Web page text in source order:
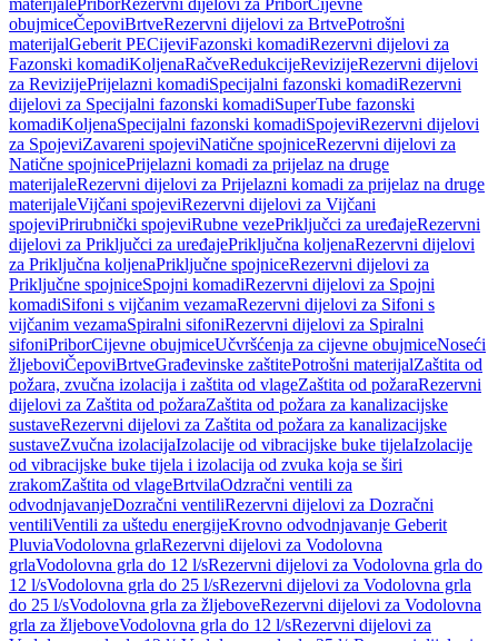
materijalePriborRezervni dijelovi za PriborCijevne
obujmiceČepoviBrtveRezervni dijelovi za BrtvePotrošni
materijalGeberit PECijeviFazonski komadiRezervni dijelovi za
Fazonski komadiKoljenaRačveRedukcijeRevizijeRezervni dijelovi
za RevizijePrijelazni komadiSpecijalni fazonski komadiRezervni
dijelovi za Specijalni fazonski komadiSuperTube fazonski
komadiKoljenaSpecijalni fazonski komadiSpojeviRezervni dijelovi
za SpojeviZavareni spojeviNatične spojniceRezervni dijelovi za
Natične spojnicePrijelazni komadi za prijelaz na druge
materijaleRezervni dijelovi za Prijelazni komadi za prijelaz na druge
materijaleVijčani spojeviRezervni dijelovi za Vijčani
spojeviPrirubnički spojeviRubne vezePriključci za uređajeRezervni
dijelovi za Priključci za uređajePriključna koljenaRezervni dijelovi
za Priključna koljenaPriključne spojniceRezervni dijelovi za
Priključne spojniceSpojni komadiRezervni dijelovi za Spojni
komadiSifoni s vijčanim vezamaRezervni dijelovi za Sifoni s
vijčanim vezamaSpiralni sifoniRezervni dijelovi za Spiralni
sifoniPriborCijevne obujmiceUčvršćenja za cijevne obujmiceNoseći
žljeboviČepoviBrtveGrađevinske zaštitePotrošni materijalZaštita od
požara, zvučna izolacija i zaštita od vlageZaštita od požaraRezervni
dijelovi za Zaštita od požaraZaštita od požara za kanalizacijske
sustaveRezervni dijelovi za Zaštita od požara za kanalizacijske
sustaveZvučna izolacijaIzolacije od vibracijske buke tijelaIzolacije
od vibracijske buke tijela i izolacija od zvuka koja se širi
zrakomZaštita od vlageBrtvilaOdzračni ventili za
odvodnjavanjeDozračni ventiliRezervni dijelovi za Dozračni
ventiliVentili za uštedu energijeKrovno odvodnjavanje Geberit
PluviaVodolovna grlaRezervni dijelovi za Vodolovna
grlaVodolovna grla do 12 l/sRezervni dijelovi za Vodolovna grla do
12 l/sVodolovna grla do 25 l/sRezervni dijelovi za Vodolovna grla
do 25 l/sVodolovna grla za žljeboveRezervni dijelovi za Vodolovna
grla za žljeboveVodolovna grla do 12 l/sRezervni dijelovi za